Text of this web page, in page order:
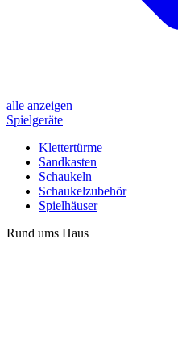
alle anzeigen
Spielgeräte
Klettertürme
Sandkasten
Schaukeln
Schaukelzubehör
Spielhäuser
Rund ums Haus